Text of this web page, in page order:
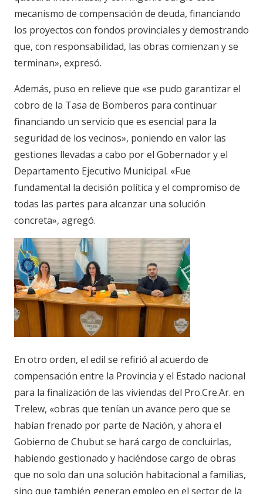
mecanismo de compensación de deuda, financiando
los proyectos con fondos provinciales y demostrando
que, con responsabilidad, las obras comienzan y se
terminan», expresó.
Además, puso en relieve que «se pudo garantizar el
cobro de la Tasa de Bomberos para continuar
financiando un servicio que es esencial para la
seguridad de los vecinos», poniendo en valor las
gestiones llevadas a cabo por el Gobernador y el
Departamento Ejecutivo Municipal. «Fue
fundamental la decisión política y el compromiso de
todas las partes para alcanzar una solución
concreta», agregó.
En otro orden, el edil se refirió al acuerdo de
compensación entre la Provincia y el Estado nacional
para la finalización de las viviendas del Pro.Cre.Ar. en
Trelew, «obras que tenían un avance pero que se
habían frenado por parte de Nación, y ahora el
Gobierno de Chubut se hará cargo de concluirlas,
habiendo gestionado y haciéndose cargo de obras
que no solo dan una solución habitacional a familias,
sino que también generan empleo en el sector de la